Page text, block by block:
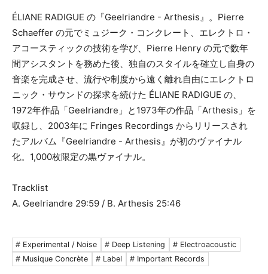
カセット
その他
メールアドレス（必須）
ÉLIANE RADIGUE の『Geelriandre - Arthesis』。Pierre
Schaeffer の元でミュジーク・コンクレート、エレクトロ・
アコースティックの技術を学び、Pierre Henry の元で数年
間アシスタントを務めた後、独自のスタイルを確立し自身の
音楽を完成させ、流行や制度から遠く離れ自由にエレクトロ
ニック・サウンドの探求を続けた ÉLIANE RADIGUE の、
1972年作品「Geelriandre」と1973年の作品「Arthesis」を
収録し、2003年に Fringes Recordings からリリースされ
たアルバム『Geelriandre - Arthesis』が初のヴァイナル
化。1,000枚限定の黒ヴァイナル。
Tracklist
A. Geelriandre 29:59 / B. Arthesis 25:46
# Experimental / Noise # Deep Listening
# Electroacoustic
# Musique Concrète
# Label # Important Records